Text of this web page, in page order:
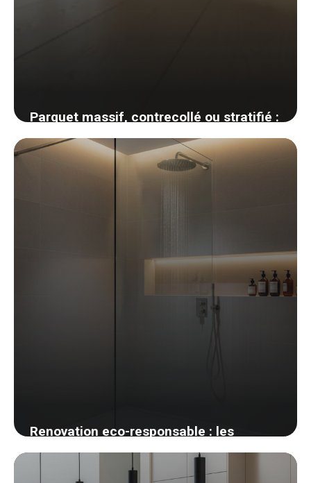
Parquet massif, contrecollé ou stratifié :
comment choisir son revêtement de sol
bois
Renovation eco-responsable : les
materiaux biosources que j ai adoptes
27 mai 2026